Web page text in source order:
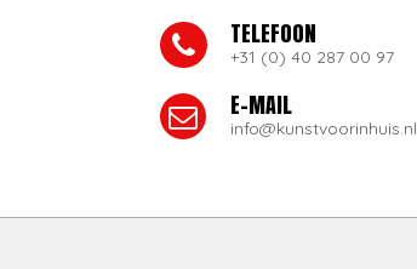
TELEFOON
+31 (0) 40 287 00 97
E-MAIL
info@kunstvoorinhuis.nl